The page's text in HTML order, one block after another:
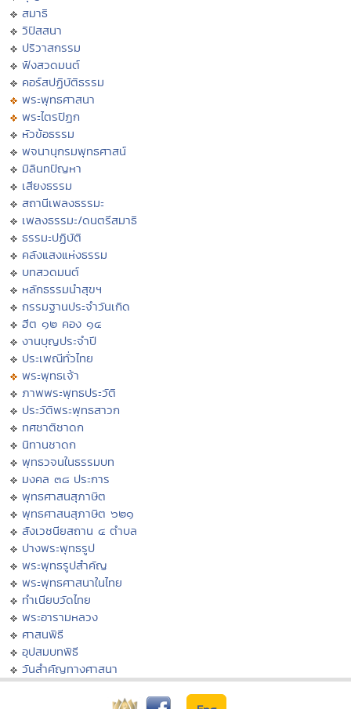
สมาธิ
วิปัสสนา
ปริวาสกรรม
ฟังสวดมนต์
คอร์สปฏิบัติธรรม
พระพุทธศาสนา
พระไตรปิฏก
หัวข้อธรรม
พจนานุกรมพุทธศาสน์
มิลินทปัญหา
เสียงธรรม
สถานีเพลงธรรมะ
เพลงธรรมะ/ดนตรีสมาธิ
ธรรมะปฏิบัติ
คลังแสงแห่งธรรม
บทสวดมนต์
หลักธรรมนำสุขฯ
กรรมฐานประจำวันเกิด
ฮีต ๑๒ คอง ๑๔
งานบุญประจำปี
ประเพณีทั่วไทย
พระพุทธเจ้า
ภาพพระพุทธประวัติ
ประวัติพระพุทธสาวก
ทศชาติชาดก
นิทานชาดก
พุทธวจนในธรรมบท
มงคล ๓๘ ประการ
พุทธศาสนสุภาษิต
พุทธศาสนสุภาษิต ๖๒๑
สังเวชนียสถาน ๔ ตำบล
ปางพระพุทธรูป
พระพุทธรูปสำคัญ
พระพุทธศาสนาในไทย
ทำเนียบวัดไทย
พระอารามหลวง
ศาสนพิธี
อุปสมบทพิธี
วันสำคัญทางศาสนา